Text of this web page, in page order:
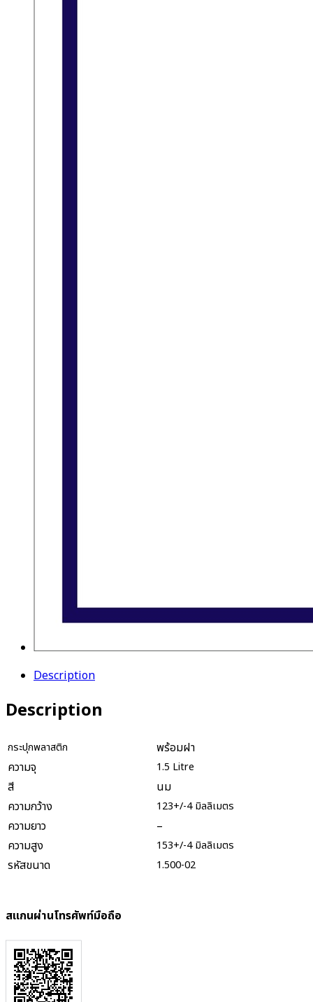
Description
Description
กระปุกพลาสติก
พร้อมฝา
ความจุ
1.5 Litre
สี
นม
ความกว้าง
123+/-4 มิลลิเมตร
ความยาว
–
ความสูง
153+/-4 มิลลิเมตร
รหัสขนาด 1.500-02
สแกนผ่านโทรศัพท์มือถือ